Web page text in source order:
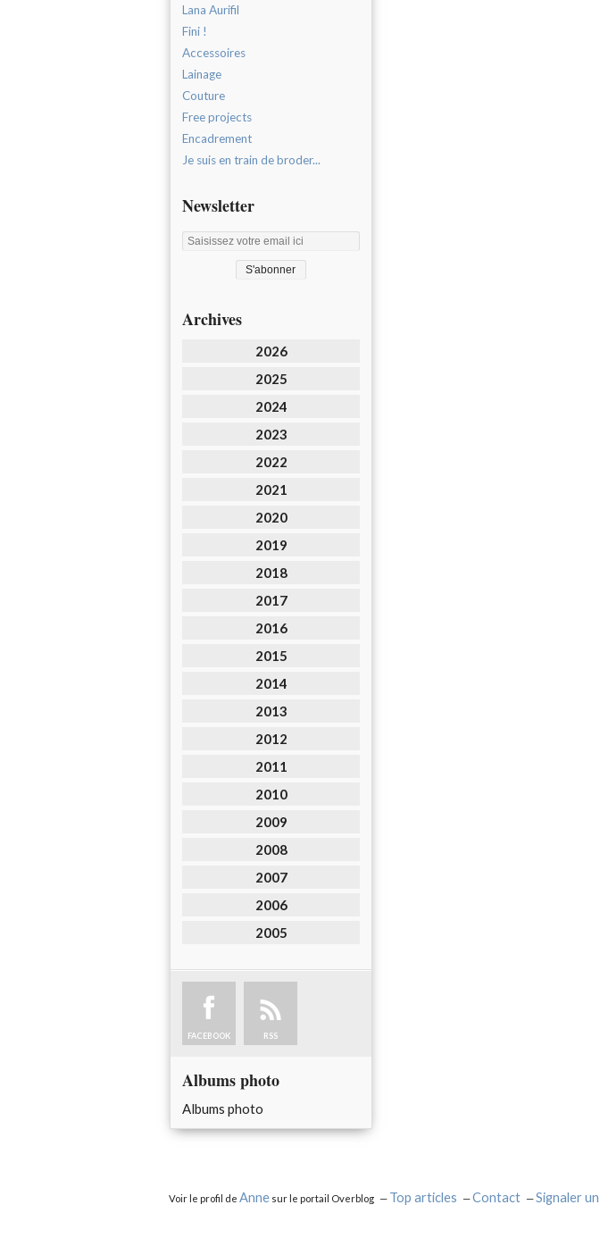
Lana Aurifil
Fini !
Accessoires
Lainage
Couture
Free projects
Encadrement
Je suis en train de broder...
Newsletter
Archives
2026
2025
2024
2023
2022
2021
2020
2019
2018
2017
2016
2015
2014
2013
2012
2011
2010
2009
2008
2007
2006
2005
FACEBOOK RSS
Albums photo
Albums photo
Voir le profil de Anne sur le portail Overblog Top articles Contact Signaler